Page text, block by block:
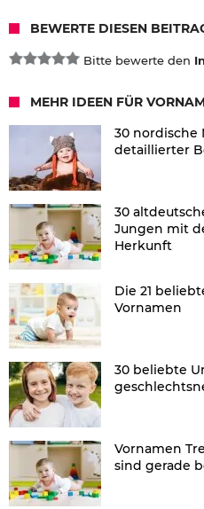
BEWERTE DIESEN
Bitte bewerte den
MEHR IDEEN FÜR
30 nordische
detaillierter
30
Jungen mit
Herkunft
Die 21
Vornamen
30 beliebte
Vornamen
sind gerade